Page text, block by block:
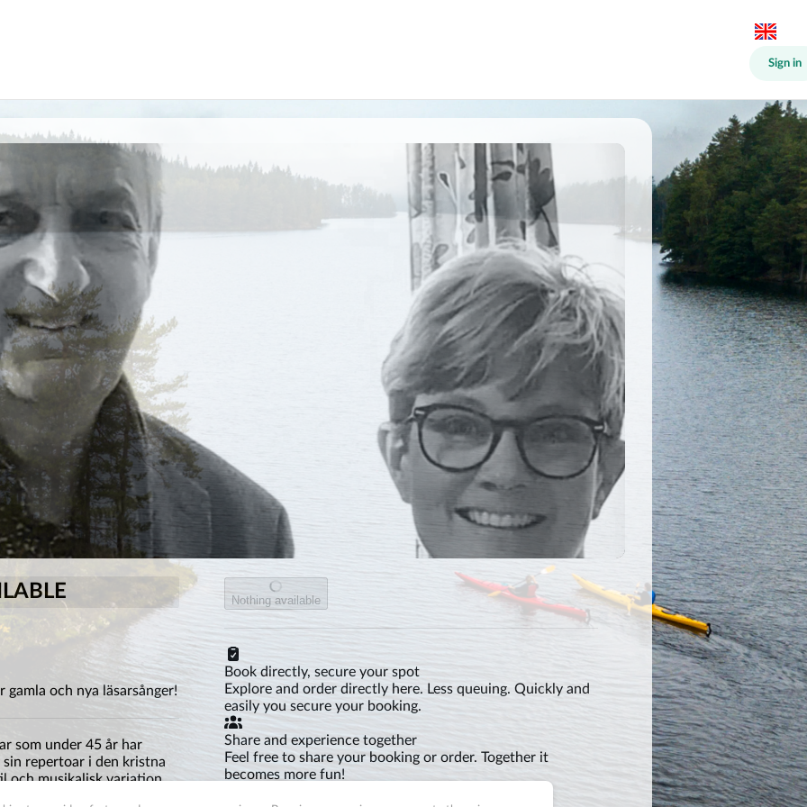
Sign in
gamla och nya läsarsånger!
som under 45 år har
repertoar i den kristna
och musikalisk variation
Nothing available
Book directly, secure your spot
Explore and order directly here. Less queuing. Quickly and
easily you secure your booking.
Share and experience together
Feel free to share your booking or order. Together it
becomes more fun!